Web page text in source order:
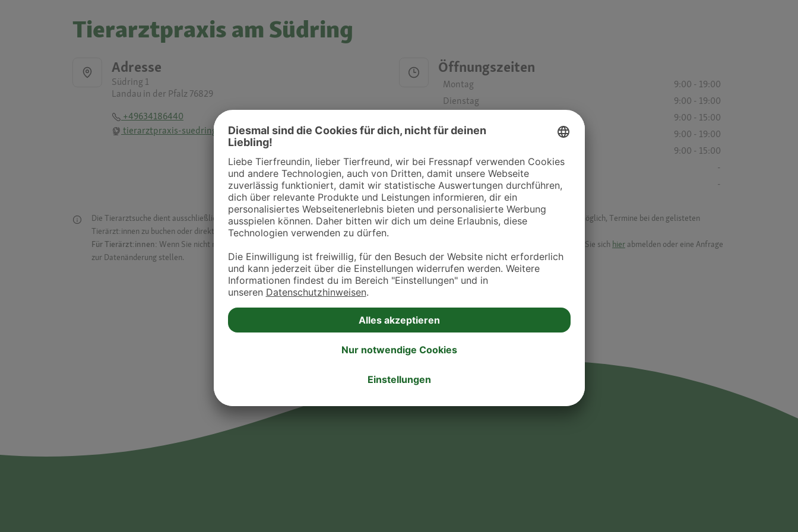
Tierarztpraxis am Südring
Adresse
Südring 1
Landau in der Pfalz 76829
+49634186440
tierarztpraxis-suedring.de
Öffnungszeiten
Montag
9:00 - 19:00
Dienstag
9:00 - 19:00
9:00 - 15:00
Donnerstag
9:00 - 19:00
9:00 - 15:00
Samstag
-
Sonntag
-
Die Tierarztsuche dient ausschließlich dazu, Tierarztpraxen und Kliniken in deiner Nähe übersichtlich anzuzeigen. Über Dr. Fressnapf ist es nicht möglich, Termine bei den gelisteten
Tierärzt:innen zu buchen oder direkt mit ihnen in Kontakt zu treten. Bitte wende dich hierfür direkt an die jeweilige Praxis oder Klinik.
Für Tierärzt:innen: Wenn Sie nicht mehr auf der Dr. Fressnapf Tierarztsuche als Praxis gelistet werden oder Ihre Daten ändern möchten, können Sie sich hier abmelden oder eine Anfrage
zur Datenänderung stellen.